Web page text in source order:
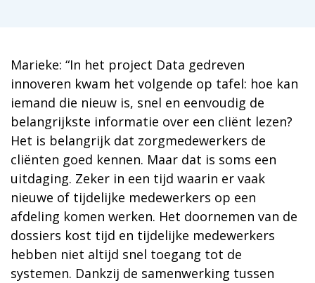
Marieke: “In het project Data gedreven
innoveren kwam het volgende op tafel: hoe kan
iemand die nieuw is, snel en eenvoudig de
belangrijkste informatie over een cliënt lezen?
Het is belangrijk dat zorgmedewerkers de
cliënten goed kennen. Maar dat is soms een
uitdaging. Zeker in een tijd waarin er vaak
nieuwe of tijdelijke medewerkers op een
afdeling komen werken. Het doornemen van de
dossiers kost tijd en tijdelijke medewerkers
hebben niet altijd snel toegang tot de
systemen. Dankzij de samenwerking tussen